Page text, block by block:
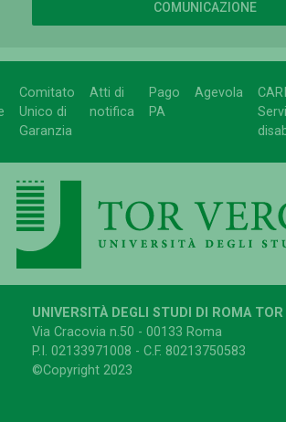
COMUNICAZIONE
Comitato
Unico di
Garanzia
Atti di
notifica
Pago
PA
Agevola
UNIVERSITÀ DEGLI STUDI DI ROMA TOR
Via Cracovia n.50 - 00133 Roma
P.I. 02133971008 - C.F. 80213750583
©Copyright 2023